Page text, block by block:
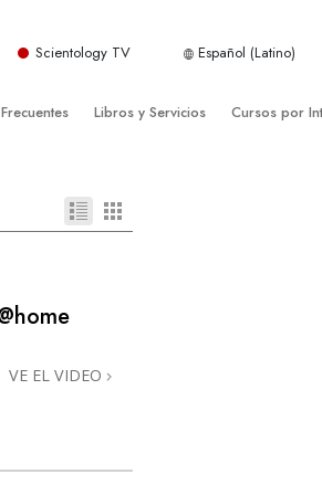
Scientology TV Español (Latino)
una Iglesia
Libros y Servicios
Introductorias
Cursos por
Las Dinámicas de la Existencia
La Integridad y la Honestidad
La Escala Tonal Emocional
VE EL VIDEO